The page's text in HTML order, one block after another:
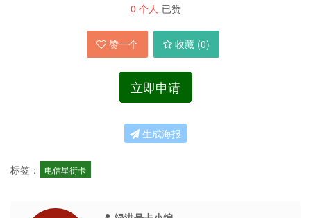
0 个人 已赞
赞一个 收藏 (0)
立即申请
生成海报
标签： 电信星衍卡